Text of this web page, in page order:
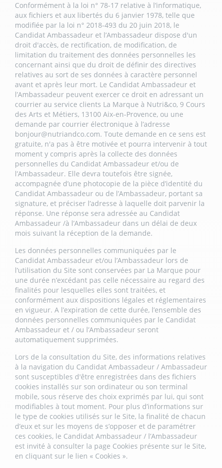
Conformément à la loi n° 78-17 relative à l’informatique,
aux fichiers et aux libertés du 6 janvier 1978, telle que
modifiée par la loi n° 2018-493 du 20 juin 2018, le
Candidat Ambassadeur et l’Ambassadeur dispose d'un
droit d'accès, de rectification, de modification, de
limitation du traitement des données personnelles les
concernant ainsi que du droit de définir des directives
relatives au sort de ses données à caractère personnel
avant et après leur mort. Le Candidat Ambassadeur et
l’Ambassadeur peuvent exercer ce droit en adressant un
courrier au service clients La Marque à Nutri&co, 9 Cours
des Arts et Métiers, 13100 Aix-en-Provence, ou une
demande par courrier électronique à l’adresse
bonjour@nutriandco.com. Toute demande en ce sens est
gratuite, n'a pas à être motivée et pourra intervenir à tout
moment y compris après la collecte des données
personnelles du Candidat Ambassadeur et/ou de
l’Ambassadeur. Elle devra toutefois être signée,
accompagnée d’une photocopie de la pièce d’identité du
Candidat Ambassadeur ou de l’Ambassadeur, portant sa
signature, et préciser l’adresse à laquelle doit parvenir la
réponse. Une réponse sera adressée au Candidat
Ambassadeur /à l’Ambassadeur dans un délai de deux
mois suivant la réception de la demande.
Les données personnelles communiquées par le
Candidat Ambassadeur et/ou l’Ambassadeur lors de
l’utilisation du Site sont conservées par La Marque pour
une durée n’excédant pas celle nécessaire au regard des
finalités pour lesquelles elles sont traitées, et
conformément aux dispositions légales et réglementaires
en vigueur. A l’expiration de cette durée, l’ensemble des
données personnelles communiquées par le Candidat
Ambassadeur et / ou l’Ambassadeur seront
automatiquement supprimées.
Lors de la consultation du Site, des informations relatives
à la navigation du Candidat Ambassadeur / Ambassadeur
sont susceptibles d'être enregistrées dans des fichiers
cookies installés sur son ordinateur ou son terminal
mobile, sous réserve des choix exprimés par lui, qui sont
modifiables à tout moment. Pour plus d’informations sur
le type de cookies utilisés sur le Site, la finalité de chacun
d’eux et sur les moyens de s’opposer et de paramétrer
ces cookies, le Candidat Ambassadeur / l’Ambassadeur
est invité à consulter la page Cookies présente sur le Site,
en cliquant sur le lien « Cookies ».